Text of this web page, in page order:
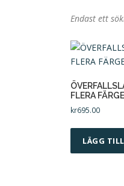
Endast ett
FLERA
kr695.00
LÄGG